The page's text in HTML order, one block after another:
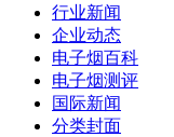
行业新闻
企业动态
电子烟百科
电子烟测评
国际新闻
分类封面